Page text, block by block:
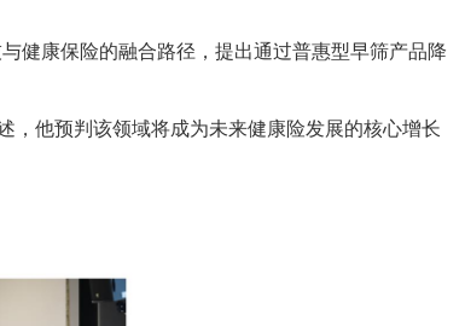
健康保险的融合路径，提出通过普惠型早筛产品降
，他预判该领域将成为未来健康险发展的核心增长